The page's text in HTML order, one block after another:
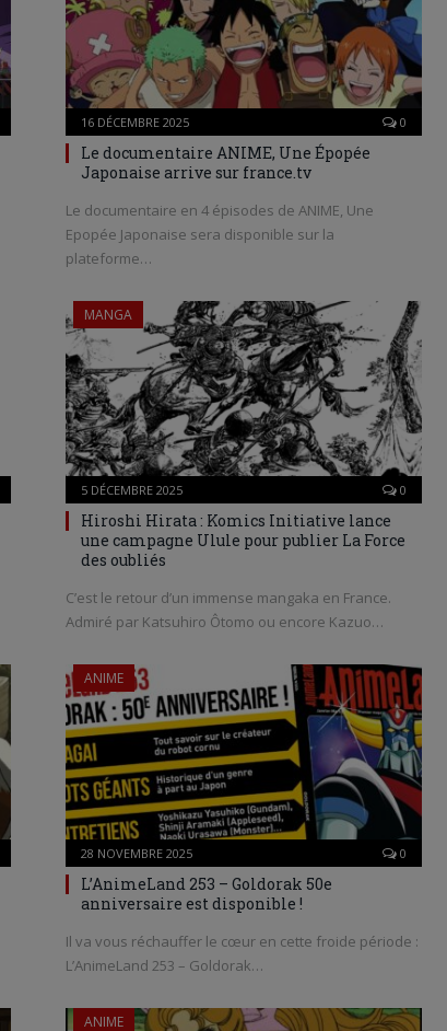
16 DÉCEMBRE 2025 0
Le documentaire ANIME, Une Épopée
Japonaise arrive sur france.tv
Le documentaire en 4 épisodes de ANIME, Une
Epopée Japonaise sera disponible sur la
plateforme…
MANGA
5 DÉCEMBRE 2025 0
Hiroshi Hirata : Komics Initiative lance
une campagne Ulule pour publier La Force
des oubliés
C’est le retour d’un immense mangaka en France.
Admiré par Katsuhiro Ôtomo ou encore Kazuo…
ANIME
28 NOVEMBRE 2025 0
L’AnimeLand 253 – Goldorak 50e
anniversaire est disponible !
Il va vous réchauffer le cœur en cette froide période :
L’AnimeLand 253 – Goldorak…
ANIME